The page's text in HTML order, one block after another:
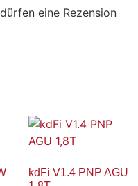
eine Rezension
kdFi V1.4 PNP AGU